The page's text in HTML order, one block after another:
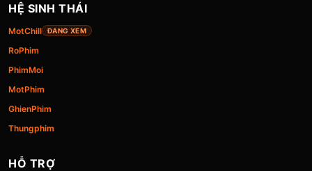
HỆ SINH THÁI
MotChill ĐANG XEM
RoPhim
PhimMoi
MotPhim
GhienPhim
Thungphim
HỖ TRỢ